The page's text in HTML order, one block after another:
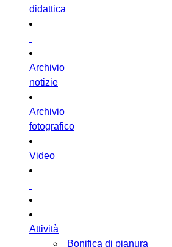
didattica
Archivio
notizie
Archivio
fotografico
Video
Attività
Bonifica di pianura